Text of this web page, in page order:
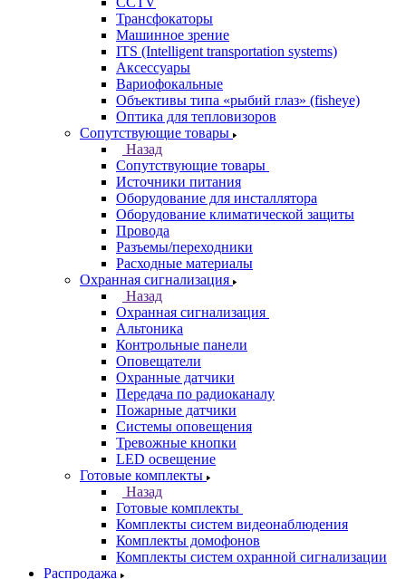
Трансфокаторы
Машинное зрение
ITS (Intelligent transportation systems)
Аксессуары
Вариофокальные
Объективы типа «рыбий глаз» (fisheye)
Оптика для тепловизоров
Сопутствующие товары
Назад
Сопутствующие товары
Источники питания
Оборудование для инсталлятора
Оборудование климатической защиты
Провода
Разъемы/переходники
Расходные материалы
Охранная сигнализация
Назад
Охранная сигнализация
Альтоника
Контрольные панели
Оповещатели
Охранные датчики
Передача по радиоканалу
Пожарные датчики
Системы оповещения
Тревожные кнопки
LED освещение
Готовые комплекты
Назад
Готовые комплекты
Комплекты систем видеонаблюдения
Комплекты домофонов
Комплекты систем охранной сигнализации
Распродажа